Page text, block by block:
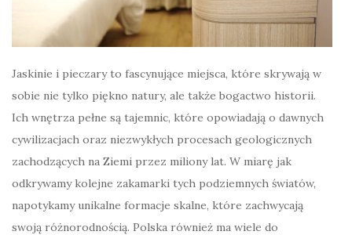
Jaskinie i pieczary to fascynujące miejsca, które skrywają w
sobie nie tylko piękno natury, ale także bogactwo historii.
Ich wnętrza pełne są tajemnic, które opowiadają o dawnych
cywilizacjach oraz niezwykłych procesach geologicznych
zachodzących na Ziemi przez miliony lat. W miarę jak
odkrywamy kolejne zakamarki tych podziemnych światów,
napotykamy unikalne formacje skalne, które zachwycają
swoją różnorodnością. Polska również ma wiele do